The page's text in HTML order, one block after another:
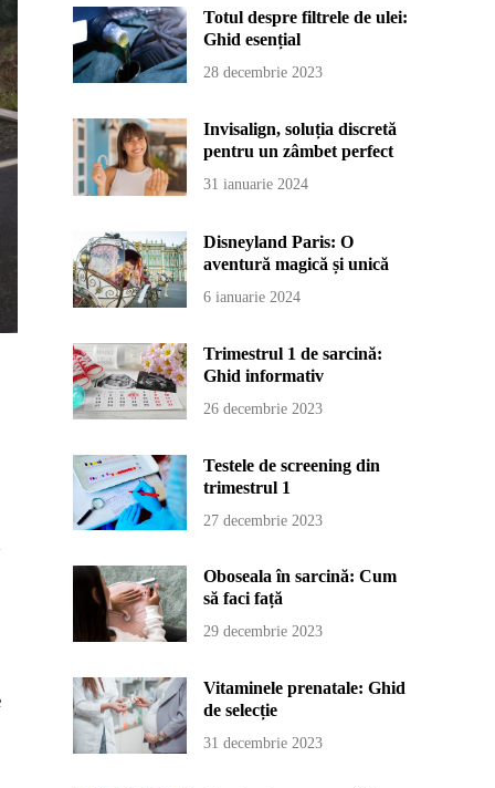
Totul despre filtrele de ulei:
Ghid esențial
28 decembrie 2023
Invisalign, soluția discretă
pentru un zâmbet perfect
31 ianuarie 2024
Disneyland Paris: O
aventură magică și unică
6 ianuarie 2024
Trimestrul 1 de sarcină:
Ghid informativ
26 decembrie 2023
Testele de screening din
trimestrul 1
27 decembrie 2023
Oboseala în sarcină: Cum
să faci față
29 decembrie 2023
Vitaminele prenatale: Ghid
de selecție
31 decembrie 2023